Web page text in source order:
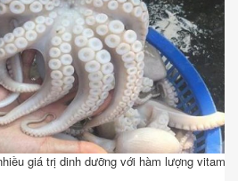
giá trị dinh dưỡng với hàm lượng